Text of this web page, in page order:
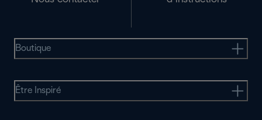
Boutique
Être Inspiré